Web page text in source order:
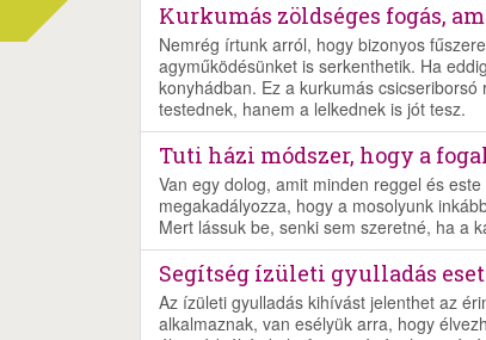
Kurkumás zöldséges fogás,
Nemrég írtunk arról, hogy bizonyos
agyműködésünket is serkenthetik. Ha
konyhádban. Ez a kurkumás
testednek, hanem a lelkednek is jót tesz.
Tuti házi módszer, hogy a
Van egy dolog, amit minden reggel és
megakadályozza, hogy a mosolyunk
Mert lássuk be, senki sem szeretné, ha a
Segítség ízületi gyulladás
Az ízületi gyulladás kihívást jelenthet az
alkalmaznak, van esélyük arra, hogy